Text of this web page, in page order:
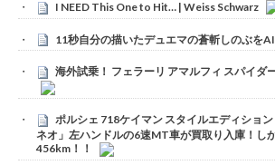
I NEED This One to Hit… | Weiss Schwarz
11秒自分の描いたデュエマの蒼斬しのぶを
海外試乗！ フェラーリ アマルフィ スパイダ
ポルシェ 718ケイマン スタイルエディショ
ネオ」左ハンドルの6速MT車が買取り入庫！し
456km！！